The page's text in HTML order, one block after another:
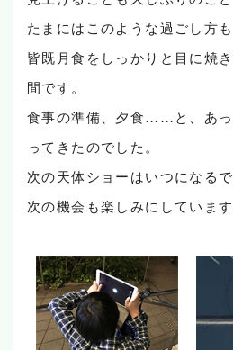
たまにはこのような過ごし方も
皆既月食をしっかりと目に焼
間です。
食事の準備、夕食……と、あ
ってきたのでした。
次の天体ショーはいつになるで
次の機会も楽しみにしています